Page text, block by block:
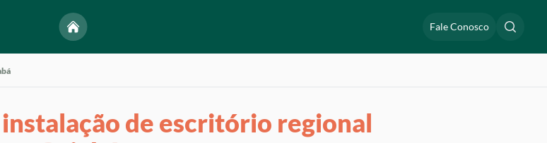
Fale Conosco
de escritório regional